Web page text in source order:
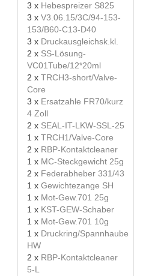
3 x Hebespreizer S825
3 x V3.06.15/3C/94-153-
153/B60-C13-D40
3 x Druckausgleichsk.kl.
2 x SS-Lösung-
VC01Tube/12*20ml
2 x TRCH3-short/Valve-
Core
3 x Ersatzahle FR70/kurz
4 Zoll
2 x SEAL-IT-LKW-SSL-25
1 x TRCH1/Valve-Core
2 x RBP-Kontaktcleaner
1 x MC-Steckgewicht 25g
2 x Federabheber 331/43
1 x Gewichtezange SH
1 x Mot-Gew.701 25g
1 x KST-GEW-Schaber
1 x Mot-Gew.701 10g
1 x Druckring/Spannhaube
HW
2 x RBP-Kontaktcleaner
5-L